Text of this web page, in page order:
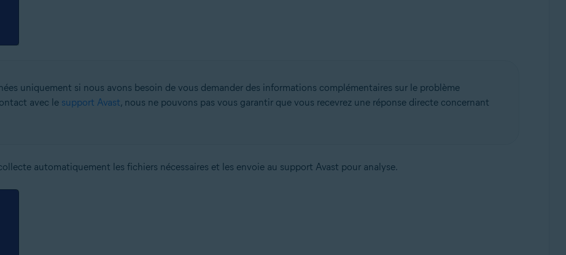
uniquement si nous avons besoin de vous demander des informations complémentaires sur le problème
avec le support Avast, nous ne pouvons pas vous garantir que vous recevrez une réponse directe concernant
automatiquement les fichiers nécessaires et les envoie au support Avast pour analyse.